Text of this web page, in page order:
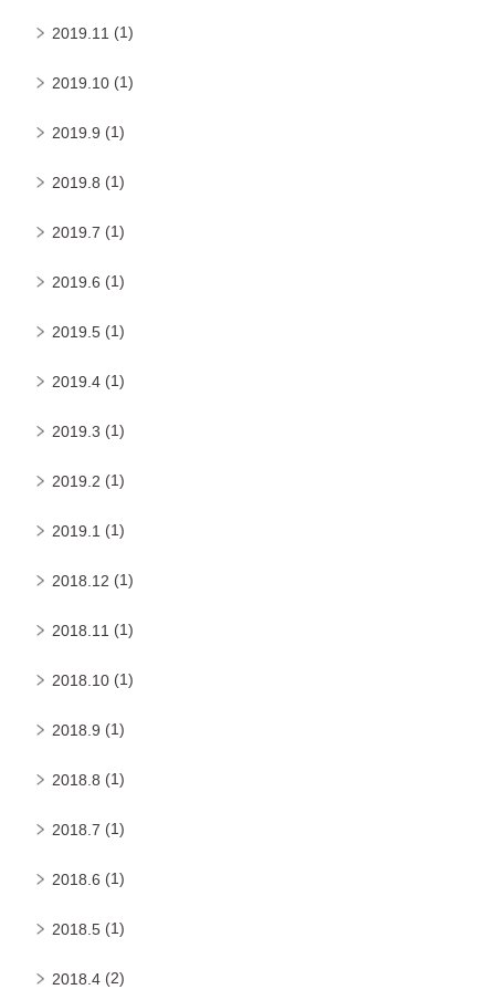
2019.11 (1)
2019.10 (1)
2019.9 (1)
2019.8 (1)
2019.7 (1)
2019.6 (1)
2019.5 (1)
2019.4 (1)
2019.3 (1)
2019.2 (1)
2019.1 (1)
2018.12 (1)
2018.11 (1)
2018.10 (1)
2018.9 (1)
2018.8 (1)
2018.7 (1)
2018.6 (1)
2018.5 (1)
2018.4 (2)